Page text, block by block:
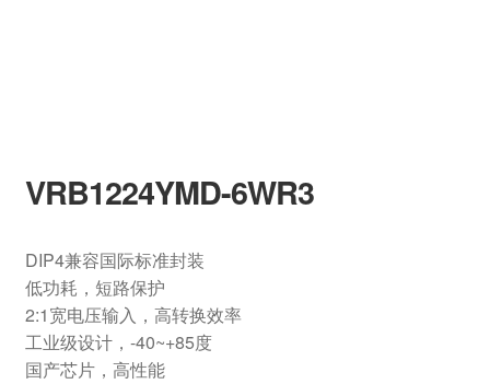
VRB1224YMD-6WR3
DIP4兼容国际标准封装
低功耗，短路保护
2:1宽电压输入，高转换效率
工业级设计，-40~+85度
国产芯片，高性能